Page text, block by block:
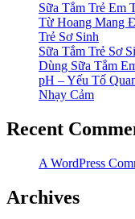
Sữa Tắm Trẻ Em
Từ Hoang Mang
Trẻ Sơ Sinh
Sữa Tắm Trẻ Sơ
Dùng Sữa Tắm
pH – Yếu Tố
Nhạy Cảm
Recent
A WordPress
Archives